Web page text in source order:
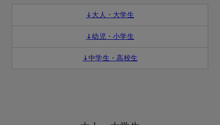
↓大人・大学生
↓幼児・小学生
↓中学生・高校生